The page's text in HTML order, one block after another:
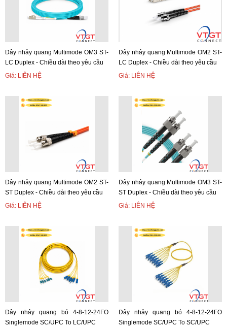
Dây nhảy quang Multimode OM3 ST-
LC Duplex - Chiều dài theo yêu cầu
Giá: LIÊN HỆ
Dây nhảy quang Multimode OM2 ST-
LC Duplex - Chiều dài theo yêu cầu
Giá: LIÊN HỆ
Dây nhảy quang Multimode OM2 ST-
ST Duplex - Chiều dài theo yêu cầu
Giá: LIÊN HỆ
Dây nhảy quang Multimode OM3 ST-
ST Duplex - Chiều dài theo yêu cầu
Giá: LIÊN HỆ
Dây nhảy quang bó 4-8-12-24FO
Singlemode SC/UPC To LC/UPC
Dây nhảy quang bó 4-8-12-24FO
Singlemode SC/UPC To SC/UPC